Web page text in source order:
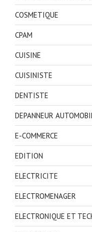
COSMETIQUE
CPAM
CUISINE
CUISINISTE
DENTISTE
DEPANNEUR
E-COMMERCE
EDITION
ELECTRICITE
ELECTROMENAGER
ELECTRONIQUE ET